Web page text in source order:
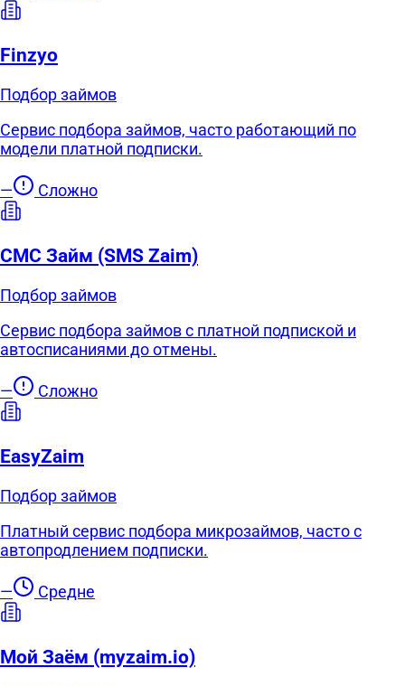
Finzyo
Подбор займов
Сервис подбора займов, часто работающий по
модели платной подписки.
— Сложно
СМС Займ (SMS Zaim)
Подбор займов
Сервис подбора займов с платной подпиской и
автосписаниями до отмены.
— Сложно
EasyZaim
Подбор займов
Платный сервис подбора микрозаймов, часто с
автопродлением подписки.
— Средне
Мой Заём (myzaim.io)